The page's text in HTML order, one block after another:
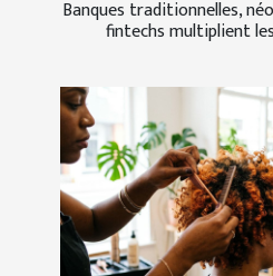
Banques traditionnelles,
fintechs multiplient